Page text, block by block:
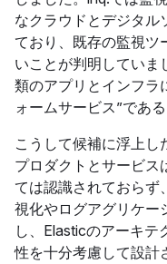
なクラウドとデジタル
ており、既存の監視ツ
いことが判明していま
類のアプリとインフラ
ォームサービス”であ
こうして候補に浮上
プロダクトとサービス
ては認識されておらず
視化やログアグリケー
し、Elasticのアーキテ
性を十分考慮して設計